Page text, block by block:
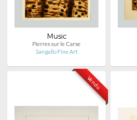
Music
Pierres sur le Carse
Sangallo Fine Art
Vendu